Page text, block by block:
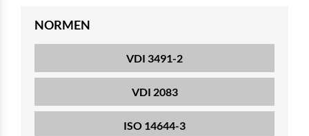
NORMEN
VDI 3491-2
VDI 2083
ISO 14644-3